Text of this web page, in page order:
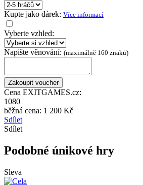
Kupte jako dárek: Více informací
Vyberte vzhled:
Napište věnování: (maximálně 160 znaků)
Cena EXITGAMES.cz:
1080
běžná cena: 1 200 Kč
Sdílet
Sdílet
Podobné únikové hry
Sleva